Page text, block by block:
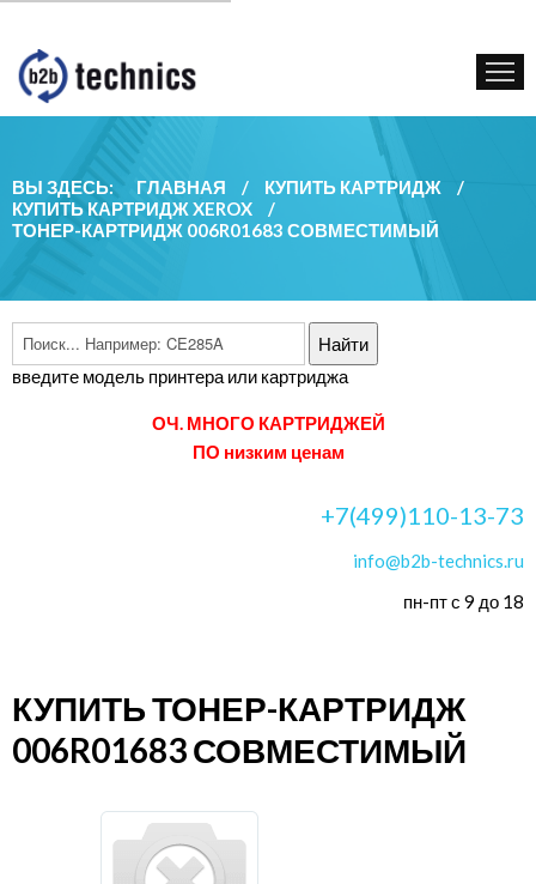
КУПИТЬ КАРТРИДЖ
ГОС. УЧРЕЖДЕНИЯМ
КОНТАКТЫ
ВЫ ЗДЕСЬ: ГЛАВНАЯ / КУПИТЬ КАРТРИДЖ
/
КУПИТЬ КАРТРИДЖ XEROX
/
ТОНЕР-КАРТРИДЖ 006R01683 СОВМЕСТИМЫЙ
введите модель принтера или картриджа
ОЧ. МНОГО КАРТРИДЖЕЙ
ПО низким ценам
+7(499)110-13-73
info@b2b-technics.ru
пн-пт с 9 до 18
КУПИТЬ ТОНЕР-КАРТРИДЖ
006R01683 СОВМЕСТИМЫЙ